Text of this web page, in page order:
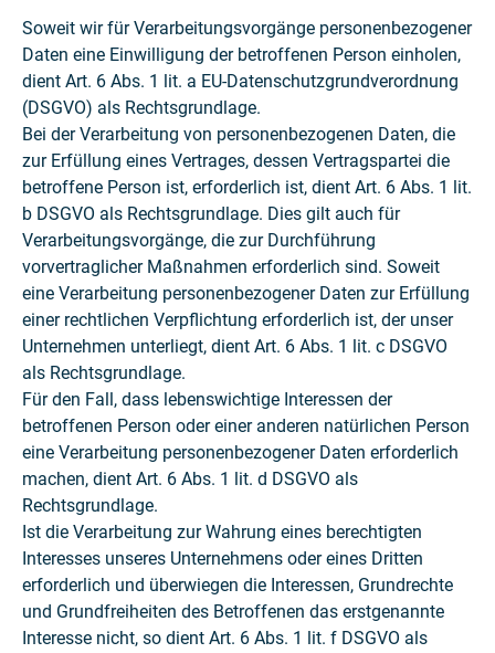
Soweit wir für Verarbeitungsvorgänge personenbezogener
Daten eine Einwilligung der betroffenen Person einholen,
dient Art. 6 Abs. 1 lit. a EU-Datenschutzgrundverordnung
(DSGVO) als Rechtsgrundlage.
Bei der Verarbeitung von personenbezogenen Daten, die
zur Erfüllung eines Vertrages, dessen Vertragspartei die
betroffene Person ist, erforderlich ist, dient Art. 6 Abs. 1 lit.
b DSGVO als Rechtsgrundlage. Dies gilt auch für
Verarbeitungsvorgänge, die zur Durchführung
vorvertraglicher Maßnahmen erforderlich sind. Soweit
eine Verarbeitung personenbezogener Daten zur Erfüllung
einer rechtlichen Verpflichtung erforderlich ist, der unser
Unternehmen unterliegt, dient Art. 6 Abs. 1 lit. c DSGVO
als Rechtsgrundlage.
Für den Fall, dass lebenswichtige Interessen der
betroffenen Person oder einer anderen natürlichen Person
eine Verarbeitung personenbezogener Daten erforderlich
machen, dient Art. 6 Abs. 1 lit. d DSGVO als
Rechtsgrundlage.
Ist die Verarbeitung zur Wahrung eines berechtigten
Interesses unseres Unternehmens oder eines Dritten
erforderlich und überwiegen die Interessen, Grundrechte
und Grundfreiheiten des Betroffenen das erstgenannte
Interesse nicht, so dient Art. 6 Abs. 1 lit. f DSGVO als